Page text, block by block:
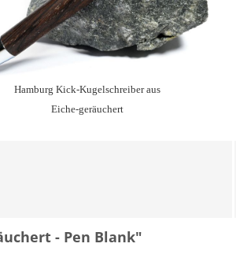
Hamburg Kick-Kugelschreiber aus
Eiche-geräuchert
- Pen Blank"